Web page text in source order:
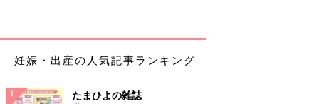
妊娠・出産の人気記事ランキング
たまひよの雑誌